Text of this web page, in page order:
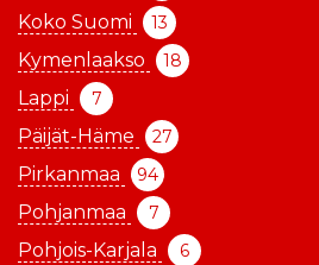
Koko Suomi 13
Kymenlaakso 18
Lappi 7
Päijät-Häme 27
Pirkanmaa 94
Pohjanmaa 7
Pohjois-Karjala 6